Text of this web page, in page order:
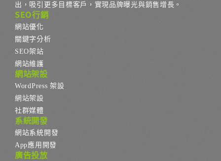
出，吸引更多目標客戶，實現品牌曝光與銷售增長。
SEO行銷
網站優化
關鍵字分析
SEO架站
網站維護
網站架設
WordPress 架設
網站架設
社群媒體
系統開發
網站系統開發
App應用開發
廣告投放